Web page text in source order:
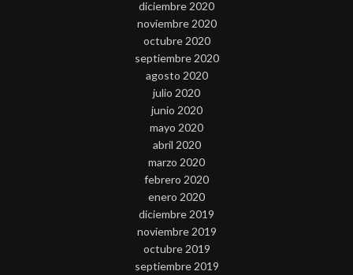
diciembre 2020
noviembre 2020
octubre 2020
septiembre 2020
agosto 2020
julio 2020
junio 2020
mayo 2020
abril 2020
marzo 2020
febrero 2020
enero 2020
diciembre 2019
noviembre 2019
octubre 2019
septiembre 2019